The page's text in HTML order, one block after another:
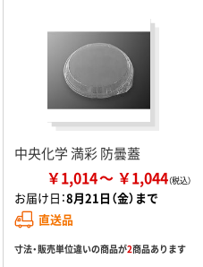
中央化学 満彩 防曇蓋
￥1,014 ￥1,044
お届け日：8月21日（金）まで
直送品
寸法・販売単位違いの商品が2商品あります